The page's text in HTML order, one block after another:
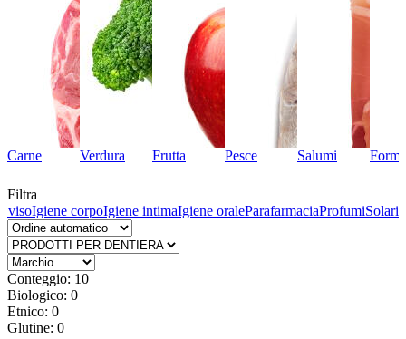
Carne Verdura Frutta Pesce Salumi
Filtra
visoIgiene corpoIgiene intimaIgiene oraleParafarmaciaProfumiSolari
Conteggio: 10
Biologico: 0
Etnico: 0
Glutine: 0